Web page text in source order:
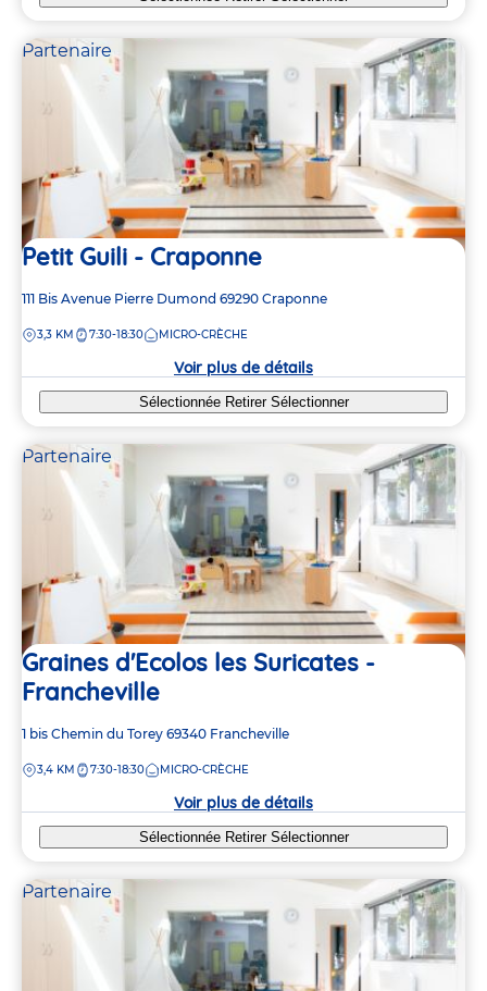
Partenaire
Petit Guili - Craponne
Adresse
la
111 Bis Avenue Pierre Dumond 69290 Craponne
DISTANCE
3,3 KM 7:30-18:30 MICRO-CRÈCHE
Voir plus de détails
Sélectionnée Retirer Sélectionner
Partenaire
Graines d'Ecolos les Suricates -
Francheville
Adresse
la
1 bis Chemin du Torey 69340 Francheville
DISTANCE
3,4 KM 7:30-18:30 MICRO-CRÈCHE
Voir plus de détails
Sélectionnée Retirer Sélectionner
Partenaire
6
3 2
2
6
3 2
2